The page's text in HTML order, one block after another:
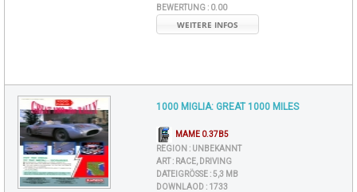
BEWERTUNG : 0.00
WEITERE INFOS
1000 MIGLIA: GREAT 1000 MILES
MAME 0.37B5
REGION : UNBEKANNT
ART : RACE, DRIVING
DATEIGRÖSSE : 5,3 MB
DOWNLAOD : 1733